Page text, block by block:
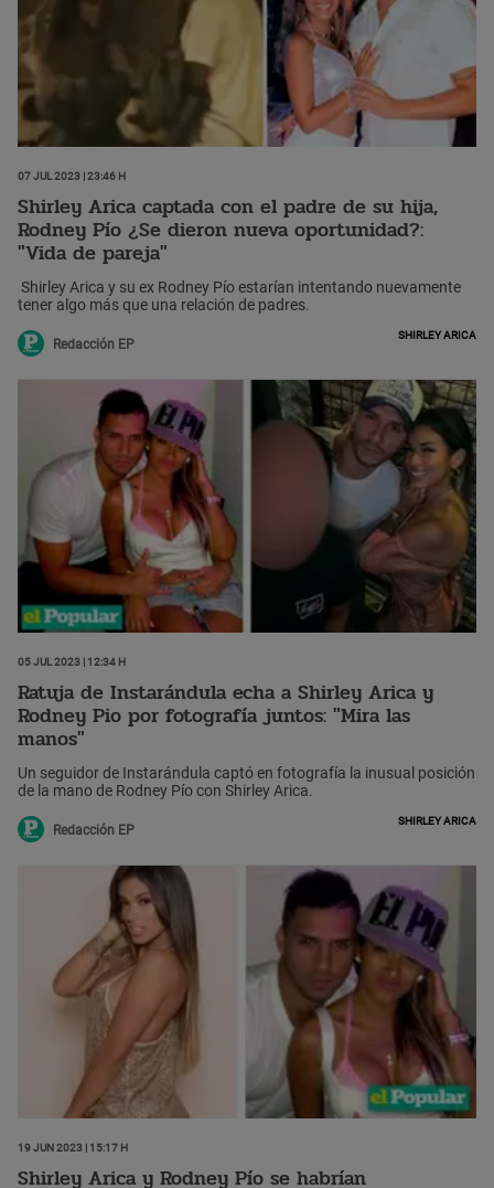
07 Jul 2023 | 23:46 h
Shirley Arica captada con el padre de su hija,
Rodney Pío ¿Se dieron nueva oportunidad?:
"Vida de pareja"
Shirley Arica y su ex Rodney Pío estarían intentando nuevamente
tener algo más que una relación de padres.
Redacción EP
Shirley Arica
05 Jul 2023 | 12:34 h
Ratuja de Instarándula echa a Shirley Arica y
Rodney Pio por fotografía juntos: "Mira las
manos"
Un seguidor de Instarándula captó en fotografía la inusual posición
de la mano de Rodney Pío con Shirley Arica.
Redacción EP
Shirley Arica
19 Jun 2023 | 15:17 h
Shirley Arica y Rodney Pío se habrían